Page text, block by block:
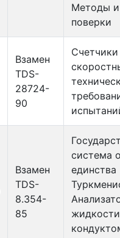
Методы и
поверки
Взамен
TDS-
28724-
90
Счетчики
Взамен
TDS-
8.354-
85
система
жидкости